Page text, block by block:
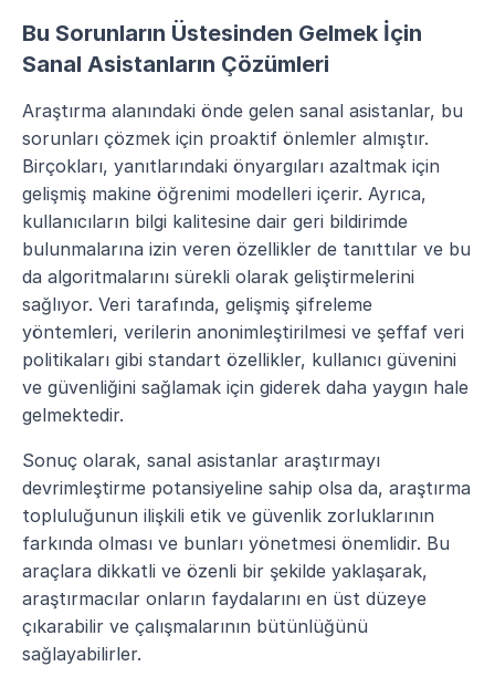
Bu Sorunların Üstesinden Gelmek İçin
Sanal Asistanların Çözümleri
Araştırma alanındaki önde gelen sanal asistanlar, bu
sorunları çözmek için proaktif önlemler almıştır.
Birçokları, yanıtlarındaki önyargıları azaltmak için
gelişmiş makine öğrenimi modelleri içerir. Ayrıca,
kullanıcıların bilgi kalitesine dair geri bildirimde
bulunmalarına izin veren özellikler de tanıttılar ve bu
da algoritmalarını sürekli olarak geliştirmelerini
sağlıyor. Veri tarafında, gelişmiş şifreleme
yöntemleri, verilerin anonimleştirilmesi ve şeffaf veri
politikaları gibi standart özellikler, kullanıcı güvenini
ve güvenliğini sağlamak için giderek daha yaygın hale
gelmektedir.
Sonuç olarak, sanal asistanlar araştırmayı
devrimleştirme potansiyeline sahip olsa da, araştırma
topluluğunun ilişkili etik ve güvenlik zorluklarının
farkında olması ve bunları yönetmesi önemlidir. Bu
araçlara dikkatli ve özenli bir şekilde yaklaşarak,
araştırmacılar onların faydalarını en üst düzeye
çıkarabilir ve çalışmalarının bütünlüğünü
sağlayabilirler.